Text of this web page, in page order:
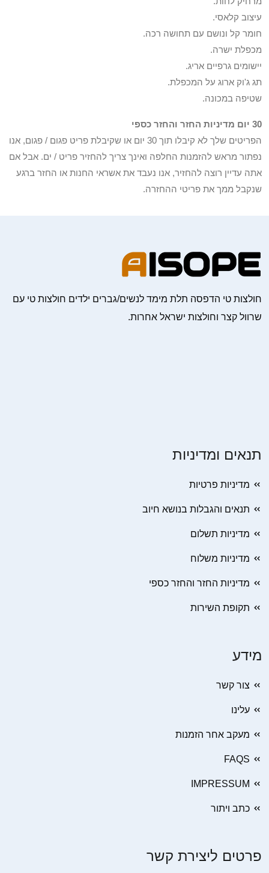
עיצוב קלאסי.
חומר קל ונושם עם תחושה רכה.
מכפלת ישרה.
יישומים גרפיים אריג.
תג ג'וק ארוג על המכפלת.
שטיפה במכונה.
30 יום מדיניות החזר והחזר כספי
הפריטים שלך לא קיבלו תוך 30 יום או שקיבלת פריט פגום / פגום, אנו
נפתור מראש להזמנות החלפה ואינך צריך להחזיר פריט / ים. אבל אם
אתה עדיין רוצה להחזיר, אנו נעבד את אשראי החנות או החזר ברגע
שנקבל ממך את פריטי ההחזרה.
חולצות טי הדפסה תלת מימד לנשים/גברים ילדים חולצות טי עם
שרוול קצר וחולצות ישראל אחרות.
תנאים ומדיניות
מדיניות פרטיות
תנאים והגבלות בנושא חיוב
מדיניות תשלום
מדיניות משלוח
מדיניות החזר והחזר כספי
תקופת השירות
מידע
צור קשר
עלינו
מעקב אחר הזמנות
FAQS
IMPRESSUM
כתב ויתור
פרטים ליצירת קשר